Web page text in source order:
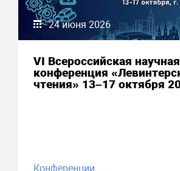
24 июня 2026
VI Всероссийская научная
конференция
чтения» 13–17 октября
Конференции